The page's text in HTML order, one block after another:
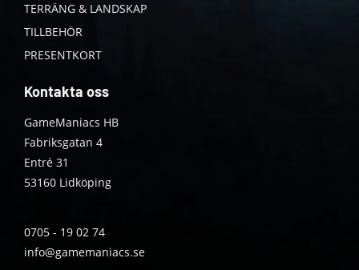
TERRÄNG & LANDSKAP
TILLBEHÖR
PRESENTKORT
Kontakta oss
GameManiacs HB
Fabriksgatan 4
Entré 31
53160 Lidköping
0705 - 19 02 74
info@gamemaniacs.se